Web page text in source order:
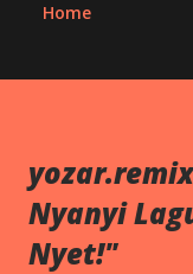
Home
Nyanyi
Nyet!"